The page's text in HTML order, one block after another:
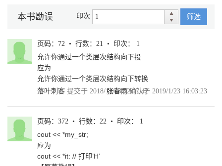
本书勘误 印次 筛选
页码：72 • 行数：21 • 印次： 1
允许你通过一个类层次结构向下投
应为
允许你通过一个类层次结构向下转换
落叶刺客 提交于 2018/12/23 22:17:42
张春雨确认于 2019/1/23 16:03:23
页码：372 • 行数：22 • 印次： 1
cout << *my_str;
应为
cout << *it: // 打印’H’